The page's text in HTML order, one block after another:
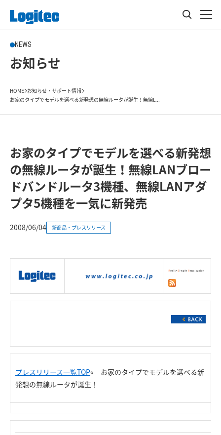
NEWS
お知らせ
HOME お知らせ・サポート情報
お家のタイプでモデルを選べる新発想の無線ルータが誕生！無線L...
お家のタイプでモデルを選べる新発想
の無線ルータが誕生！無線LANブロー
ドバンドルータ3機種、無線LANアダ
プタ5機種を一気に新発売
2008/06/04 新商品・プレスリリース
プレスリリース一覧TOP« お家のタイプでモデルを選べる新
発想の無線ルータが誕生！